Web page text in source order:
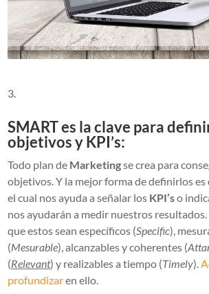
SMART es la clave para
objetivos y KPI’s:
Todo plan de Marketingse crea para
objetivos. Y la mejor forma de definirlos es
el cual nos ayuda a señalar los KPI’so
nos ayudarán a medir nuestros
que estos sean específicos (Specific),
(Mesurable), alcanzables y coherentes (
(Relevant) y realizables a tiempo (Timely).
profundizaren ello.